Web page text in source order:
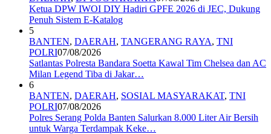
Ketua DPW IWOI DIY Hadiri GPFE 2026 di JEC, Dukung
Penuh Sistem E-Katalog
5
BANTEN, DAERAH, TANGERANG RAYA, TNI
POLRI07/08/2026
Satlantas Polresta Bandara Soetta Kawal Tim Chelsea dan AC
Milan Legend Tiba di Jakar…
6
BANTEN, DAERAH, SOSIAL MASYARAKAT, TNI
POLRI07/08/2026
Polres Serang Polda Banten Salurkan 8.000 Liter Air Bersih
untuk Warga Terdampak Keke…